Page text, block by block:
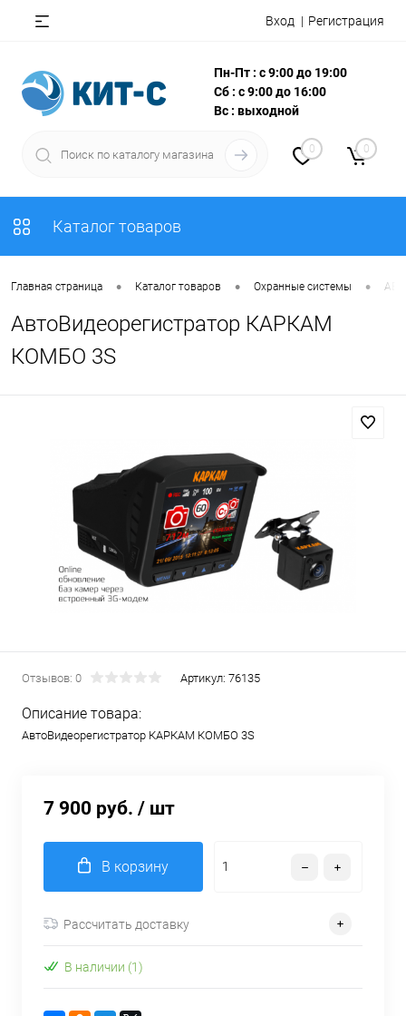
Вход Регистрация
Пн-Пт : с 9:00 до 19:00
Сб : с 9:00 до 16:00
Вс : выходной
0 0
Каталог товаров
Главная страница • Каталог товаров • Охранные системы •
АвтоВидеорегистратор КАРКАМ
КОМБО 3S
Отзывов: 0 Артикул: 76135
Описание товара:
АвтоВидеорегистратор КАРКАМ КОМБО 3S
7 900 руб. / шт
В корзину
Рассчитать доставку
В наличии (1)